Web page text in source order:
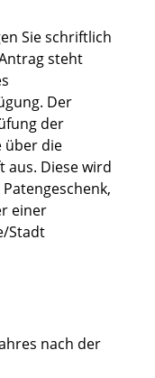
Sie schriftlich
steht
Der
der
über die
aus. Diese wird
einer
Stadt
nach der